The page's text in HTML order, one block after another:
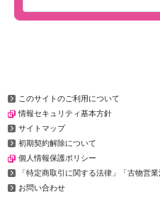
このサイトのご利用について
情報セキュリティ基本方針
サイトマップ
初期契約解除について
個人情報保護ポリシー
「特定商取引に関する法律」「古物営
お問い合わせ